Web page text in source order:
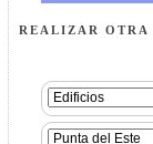
REALIZAR OTRA